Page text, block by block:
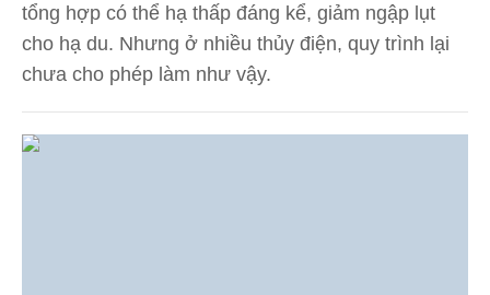
tổng hợp có thể hạ thấp đáng kể, giảm ngập lụt
cho hạ du. Nhưng ở nhiều thủy điện, quy trình lại
chưa cho phép làm như vậy.